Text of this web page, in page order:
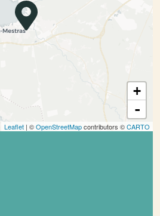
+
-
Leaflet | ©OpenStreetMapcontributors ©CARTO